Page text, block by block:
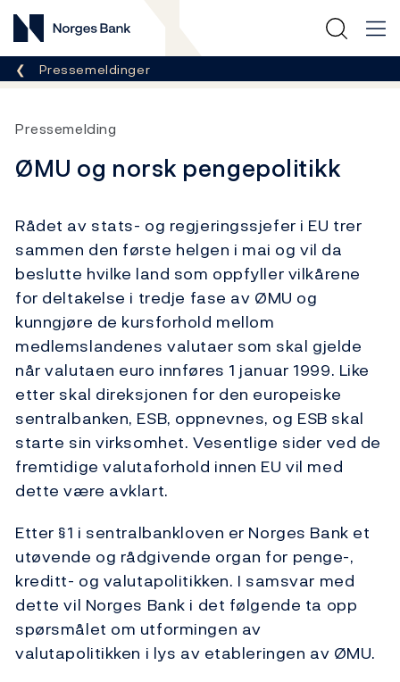
Norges Bank
Her er du nå:
Pressemeldinger
Pressemelding
ØMU og norsk pengepolitikk
Rådet av stats- og regjeringssjefer i EU trer
sammen den første helgen i mai og vil da
beslutte hvilke land som oppfyller vilkårene
for deltakelse i tredje fase av ØMU og
kunngjøre de kursforhold mellom
medlemslandenes valutaer som skal gjelde
når valutaen euro innføres 1 januar 1999. Like
etter skal direksjonen for den europeiske
sentralbanken, ESB, oppnevnes, og ESB skal
starte sin virksomhet. Vesentlige sider ved de
fremtidige valutaforhold innen EU vil med
dette være avklart.
Etter §1 i sentralbankloven er Norges Bank et
utøvende og rådgivende organ for penge-,
kreditt- og valutapolitikken. I samsvar med
dette vil Norges Bank i det følgende ta opp
spørsmålet om utformingen av
valutapolitikken i lys av etableringen av ØMU.